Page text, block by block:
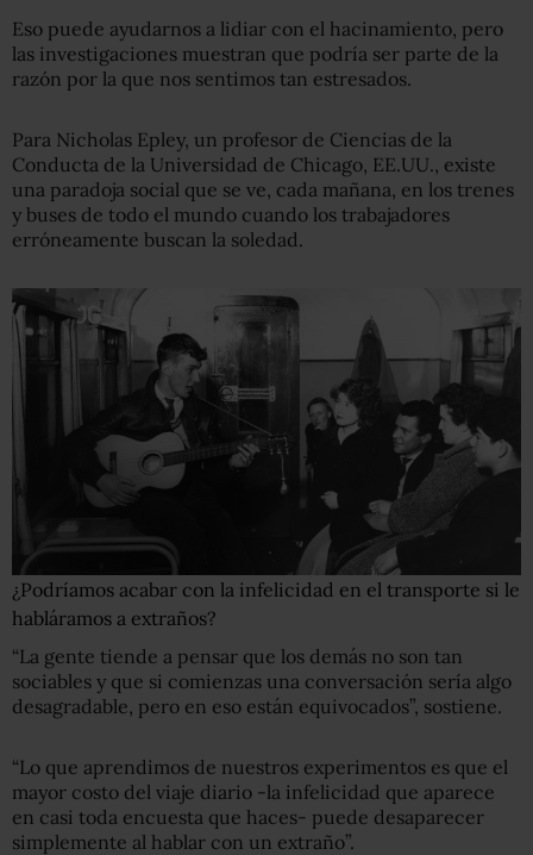
Eso puede ayudarnos a lidiar con el hacinamiento, pero
las investigaciones muestran que podría ser parte de la
razón por la que nos sentimos tan estresados.
Para Nicholas Epley, un profesor de Ciencias de la
Conducta de la Universidad de Chicago, EE.UU., existe
una paradoja social que se ve, cada mañana, en los trenes
y buses de todo el mundo cuando los trabajadores
erróneamente buscan la soledad.
¿Podríamos acabar con la infelicidad en el transporte si le
habláramos a extraños?
“La gente tiende a pensar que los demás no son tan
sociables y que si comienzas una conversación sería algo
desagradable, pero en eso están equivocados”, sostiene.
“Lo que aprendimos de nuestros experimentos es que el
mayor costo del viaje diario -la infelicidad que aparece
en casi toda encuesta que haces- puede desaparecer
simplemente al hablar con un extraño”.